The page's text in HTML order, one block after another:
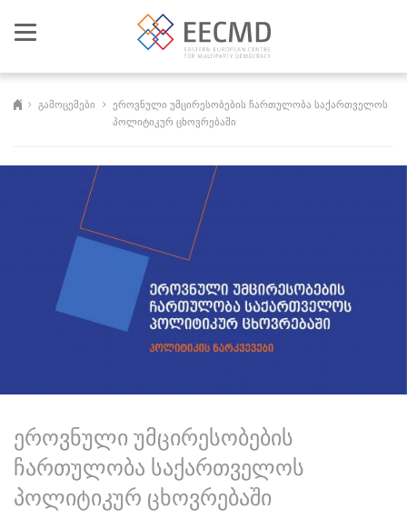
Toggle
გამოცემები
ეროვნული უმცირესობების ჩართულობა საქართველოს
პოლიტიკურ ცხოვრებაში
ეროვნული უმცირესობების
ჩართულობა საქართველოს
პოლიტიკურ ცხოვრებაში